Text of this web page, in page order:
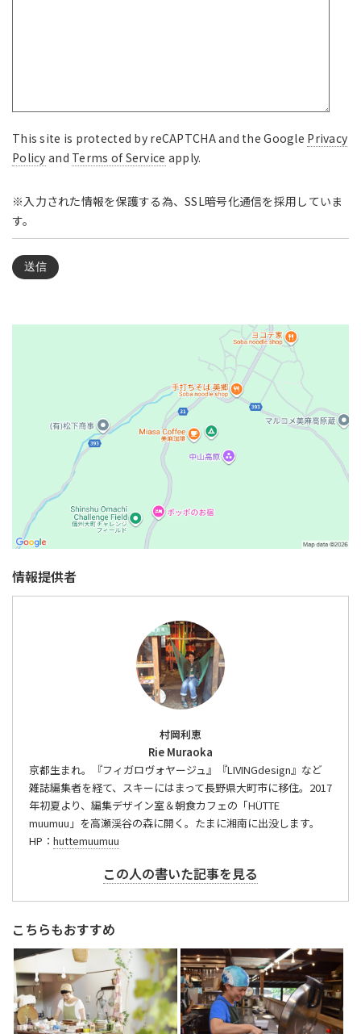
This site is protected by reCAPTCHA and the Google Privacy
Policy and Terms of Service apply.
※入力された情報を保護する為、SSL暗号化通信を採用していま
す。
情報提供者
村岡利恵
Rie Muraoka
京都生まれ。『フィガロヴォヤージュ』『LIVINGdesign』など
雑誌編集者を経て、スキーにはまって長野県大町市に移住。2017
年初夏より、編集デザイン室＆朝食カフェの「HÜTTE
muumuu」を高瀬渓谷の森に開く。たまに湘南に出没します。
HP： huttemuumuu
この人の書いた記事を見る
こちらもおすすめ